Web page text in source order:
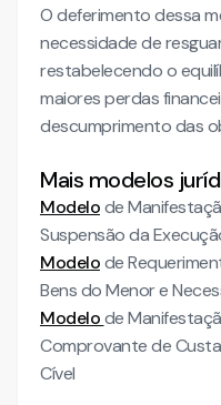
O deferimento dessa
necessidade de
restabelecendo o
maiores perdas
descumprimento das
Mais modelos
Modelode
Suspensão da
Modelode
Bens do Menor e
Modelode
Comprovante de
Cível